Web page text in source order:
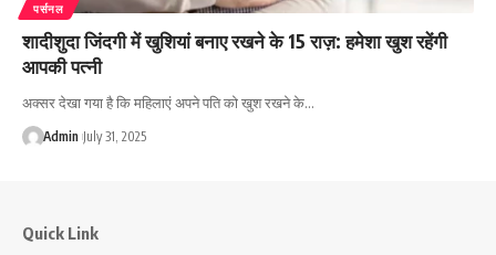
पर्सनल
शादीशुदा जिंदगी में खुशियां बनाए रखने के 15 राज़: हमेशा खुश रहेंगी
आपकी पत्नी
अक्सर देखा गया है कि महिलाएं अपने पति को खुश रखने के…
Admin July 31, 2025
Quick Link